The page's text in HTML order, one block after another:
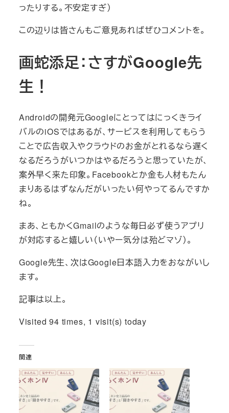
ったりする。不安定すぎ）
この辺りは皆さんもご意見あればぜひコメントを。
画蛇添足：さすがGoogle先
生！
Androidの開発元Googleにとってはにっくきライ
バルのiOSではあるが、サービスを利用してもらう
ことで広告収入やクラウドのお金がとれるなら遅く
なるだろうがいつかはやるだろうと思っていたが、
案外早く来た印象。Facebookとか金も人材もたん
まりあるはずなんだがいったい何やってるんですか
ね。
まあ、ともかくGmailのような毎日必ず使うアプリ
が対応すると嬉しい（いやー気分は殆どマゾ）。
Google先生、次はGoogle日本語入力をおながいし
ます。
記事は以上。
Visited 94 times, 1 visit(s) today
関連